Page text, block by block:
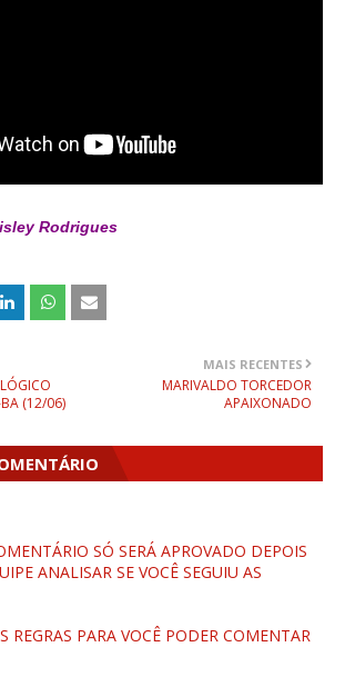
Rodrigues
MAIS RECENTES
MARIVALDO TORCEDOR
APAIXONADO
(12/06)
SÓ SERÁ APROVADO DEPOIS
ANALISAR SE VOCÊ SEGUIU AS
REGRAS PARA VOCÊ PODER COMENTAR